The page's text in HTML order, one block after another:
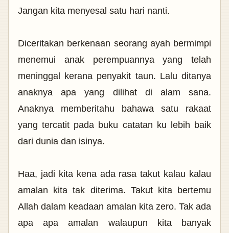
Jangan kita menyesal satu hari nanti.
Diceritakan berkenaan seorang ayah bermimpi
menemui anak perempuannya yang telah
meninggal kerana penyakit taun. Lalu ditanya
anaknya apa yang dilihat di alam sana.
Anaknya memberitahu bahawa satu rakaat
yang tercatit pada buku catatan ku lebih baik
dari dunia dan isinya.
Haa, jadi kita kena ada rasa takut kalau kalau
amalan kita tak diterima. Takut kita bertemu
Allah dalam keadaan amalan kita zero. Tak ada
apa apa amalan walaupun kita banyak